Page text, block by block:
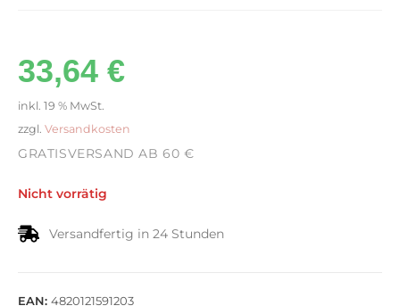
33,64 €
inkl. 19 % MwSt.
zzgl. Versandkosten
GRATISVERSAND AB 60 €
Nicht vorrätig
Versandfertig in 24 Stunden
EAN: 4820121591203